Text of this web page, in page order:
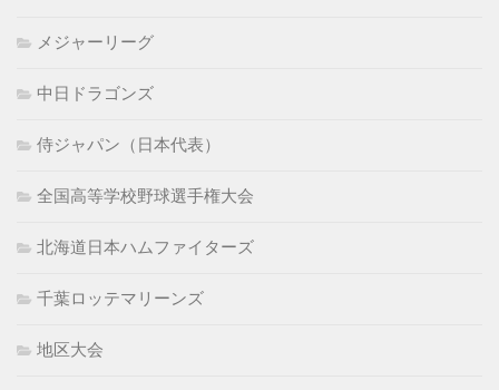
メジャーリーグ
中日ドラゴンズ
侍ジャパン（日本代表）
全国高等学校野球選手権大会
北海道日本ハムファイターズ
千葉ロッテマリーンズ
地区大会